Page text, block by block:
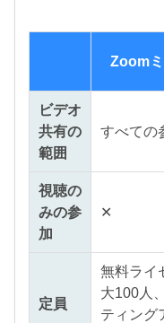
Zoom
ビデオ
共有の
範囲
すべての
視聴の
みの参
加
✕
定員
無料ライ
大100人
ティング